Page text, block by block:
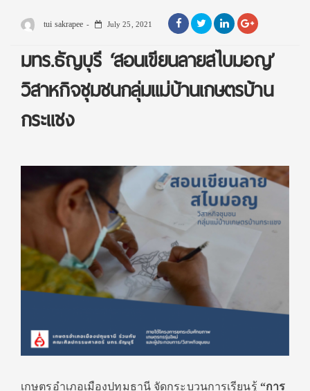
tui sakrapee July 25, 2021
มทร.ธัญบุรี ‘สอนเขียนลายสไบมอญ’
วิสาหกิจชุมชนกลุ่มแม่บ้านเกษตรบ้าน
กระแชง
เกษตรอำเภอเมืองปทุมธานี จัดกระบวนการเรียนรู้ “การ